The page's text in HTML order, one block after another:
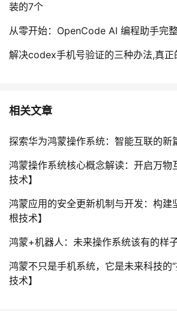
装的7个
从零开始：OpenCode AI 编程助手完
解决codex手机号验证的三种办法,真正
相关文章
探索华为鸿蒙操作系统：智能互联的新
鸿蒙操作系统核心概念解读：开启万物
技术】
鸿蒙应用的安全更新机制与开发：构建
根技术】
鸿蒙+机器人：未来操作系统该有的样
鸿蒙不只是手机系统，它是未来科技的
技术】